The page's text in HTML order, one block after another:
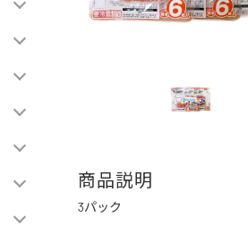
商品説明
3パック